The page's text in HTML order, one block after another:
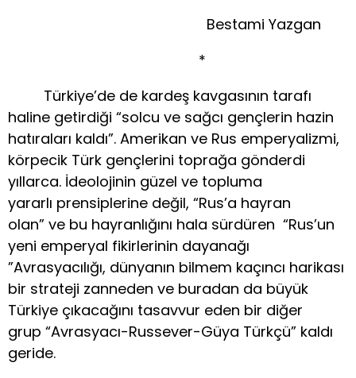
Bestami Yazgan
*
Türkiye’de de kardeş kavgasının tarafı
haline getirdiği “solcu ve sağcı gençlerin hazin
hatıraları kaldı”. Amerikan ve Rus emperyalizmi,
körpecik Türk gençlerini toprağa gönderdi
yıllarca. İdeolojinin güzel ve topluma
yararlı prensiplerine değil, “Rus’a hayran
olan” ve bu hayranlığını hala sürdüren “Rus’un
yeni emperyal fikirlerinin dayanağı
”Avrasyacılığı, dünyanın bilmem kaçıncı harikası
bir strateji zanneden ve buradan da büyük
Türkiye çıkacağını tasavvur eden bir diğer
grup “Avrasyacı-Russever-Güya Türkçü” kaldı
geride.